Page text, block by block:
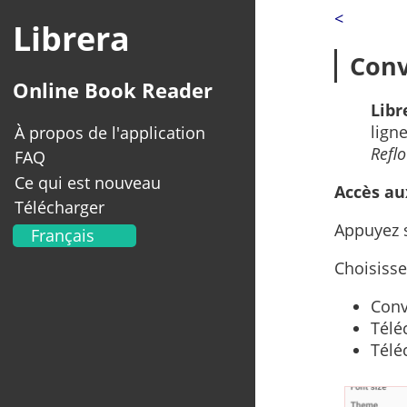
Librera
Online Book Reader
À propos de l'application
FAQ
Ce qui est nouveau
Télécharger
Français
<
Accès